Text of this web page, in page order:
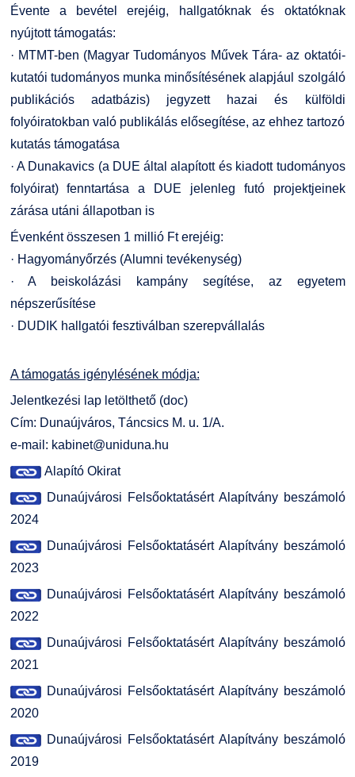
Évente a bevétel erejéig, hallgatóknak és oktatóknak
nyújtott támogatás:
· MTMT-ben (Magyar Tudományos Művek Tára- az oktatói-
kutatói tudományos munka minősítésének alapjául szolgáló
publikációs adatbázis) jegyzett hazai és külföldi
folyóiratokban való publikálás elősegítése, az ehhez tartozó
kutatás támogatása
· A Dunakavics (a DUE által alapított és kiadott tudományos
folyóirat) fenntartása a DUE jelenleg futó projektjeinek
zárása utáni állapotban is
Évenként összesen 1 millió Ft erejéig:
· Hagyományőrzés (Alumni tevékenység)
· A beiskolázási kampány segítése, az egyetem
népszerűsítése
· DUDIK hallgatói fesztiválban szerepvállalás
A támogatás igénylésének módja:
Jelentkezési lap letölthető (doc)
Cím: Dunaújváros, Táncsics M. u. 1/A.
e-mail: kabinet@uniduna.hu
Alapító Okirat
Dunaújvárosi Felsőoktatásért Alapítvány beszámoló
2024
Dunaújvárosi Felsőoktatásért Alapítvány beszámoló
2023
Dunaújvárosi Felsőoktatásért Alapítvány beszámoló
2022
Dunaújvárosi Felsőoktatásért Alapítvány beszámoló
2021
Dunaújvárosi Felsőoktatásért Alapítvány beszámoló
2020
Dunaújvárosi Felsőoktatásért Alapítvány beszámoló
2019